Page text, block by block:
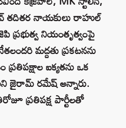
తదితర నాయకులు రాహుల్
ప్రభుత్వ నియంతృత్వంపై
మద్దతు ప్రకటనను
ఐక్యతను ఒక
జైరామ్ రమేష్ అన్నారు.
ప్రతిపక్ష పార్టీలతో